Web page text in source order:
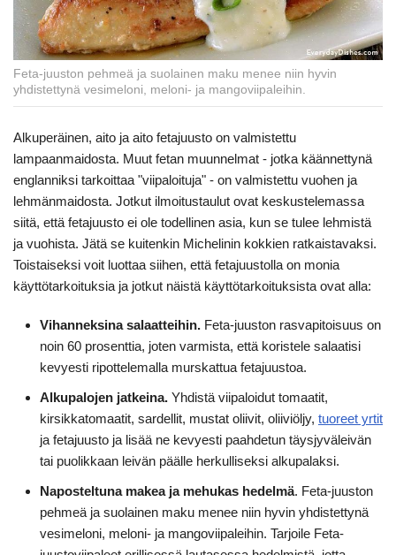
Feta-juuston pehmeä ja suolainen maku menee niin hyvin
yhdistettynä vesimeloni, meloni- ja mangoviipaleihin.
Alkuperäinen, aito ja aito fetajuusto on valmistettu
lampaanmaidosta. Muut fetan muunnelmat - jotka käännettynä
englanniksi tarkoittaa "viipaloituja" - on valmistettu vuohen ja
lehmänmaidosta. Jotkut ilmoitustaulut ovat keskustelemassa
siitä, että fetajuusto ei ole todellinen asia, kun se tulee lehmistä
ja vuohista. Jätä se kuitenkin Michelinin kokkien ratkaistavaksi.
Toistaiseksi voit luottaa siihen, että fetajuustolla on monia
käyttötarkoituksia ja jotkut näistä käyttötarkoituksista ovat alla:
Vihanneksina salaatteihin. Feta-juuston rasvapitoisuus on
noin 60 prosenttia, joten varmista, että koristele salaatisi
kevyesti ripottelemalla murskattua fetajuustoa.
Alkupalojen jatkeina. Yhdistä viipaloidut tomaatit,
kirsikkatomaatit, sardellit, mustat oliivit, oliiviöljy, tuoreet yrtit
ja fetajuusto ja lisää ne kevyesti paahdetun täysjyväleivän
tai puolikkaan leivän päälle herkulliseksi alkupalaksi.
Naposteltuna makea ja mehukas hedelmä. Feta-juuston
pehmeä ja suolainen maku menee niin hyvin yhdistettynä
vesimeloni, meloni- ja mangoviipaleihin. Tarjoile Feta-